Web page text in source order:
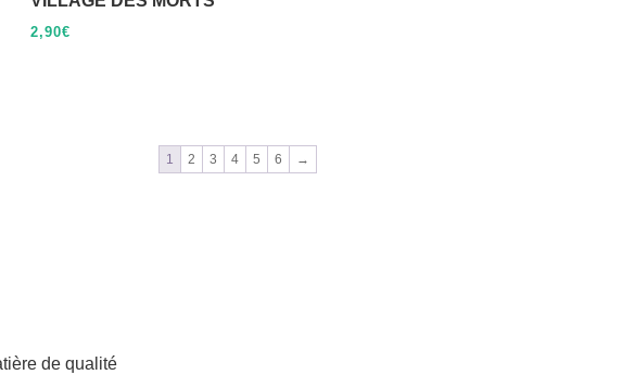
2,90€
1 2 3 4 5 6 →
de qualité